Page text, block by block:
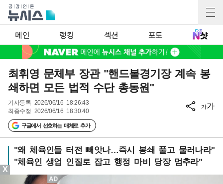
메인 랭킹 섹션 포토
최휘영 문체부 장관 "핸드볼경기장 계속 봉
쇄하면 모든 법적 수단 총동원"
기사등록 2026/06/16 18:26:43
최종수정 2026/06/16 18:30:40
구글에서 선호하는 매체로 추가
가가
"왜 체육인들 터전 빼앗나…즉시 봉쇄 풀고 물러나라"
"체육인 생업 인질로 잡고 행정 마비 당장 멈추라"
X